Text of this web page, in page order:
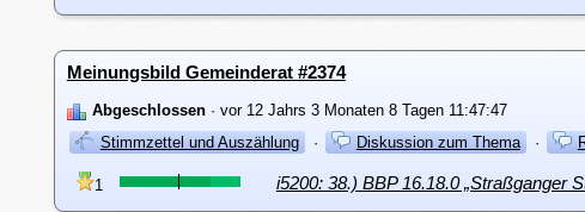
Meinungsbild Gemeinderat #2374
Abgeschlossen· vor 12 Jahrs 3 Monaten 8 Tagen 11:47:47
Stimmzettel und Auszählung
· Diskussion zum Thema ·
1 i5200: 38.) BBP 16.18.0 „Straßganger